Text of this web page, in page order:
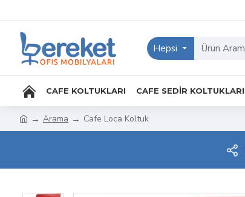
Hepsi
CAFE KOLTUKLARI CAFE SEDIR KOLTUKLARI
Arama Cafe Loca Koltuk